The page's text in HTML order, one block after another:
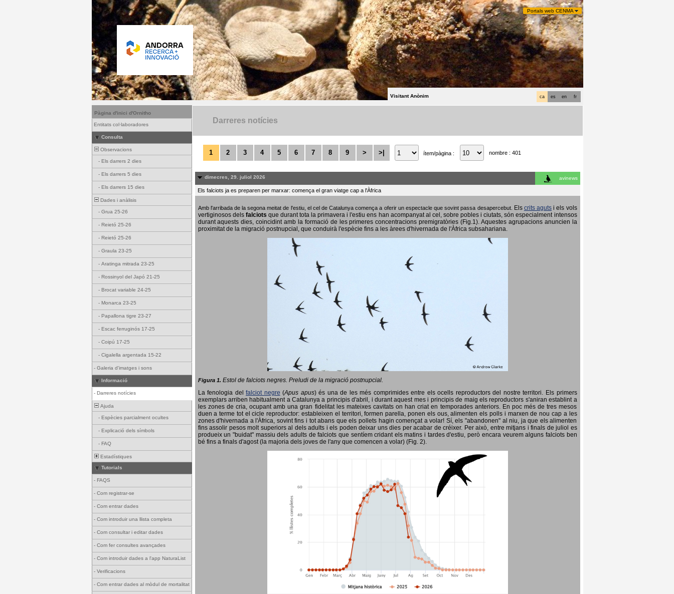
Portals web CENMA
fr
en
es
ca
Visitant Anònim
Pàgina d'inici d'Ornitho
Entitats col·laboradores
Consulta
Observacions
- Els darrers 2 dies
- Els darrers 5 dies
- Els darrers 15 dies
Dades i anàlisis
- Grua 25-26
- Reietó 25-26
- Reietó 25-26
- Graula 23-25
- Aratinga mitrada 23-25
- Rossinyol del Japó 21-25
- Brocat variable 24-25
- Monarca 23-25
- Papallona tigre 23-27
- Escac ferruginós 17-25
- Coipú 17-25
- Cigalella argentada 15-22
- Galeria d'imatges i sons
Informació
- Darreres notícies
Ajuda
- Espècies parcialment ocultes
- Explicació dels símbols
- FAQ
Estadístiques
Tutorials
- FAQS
- Com registrar-se
- Com entrar dades
- Com introduir una llista completa
- Com consultar i editar dades
- Com fer consultes avançades
- Com introduir dades a l'app NaturaList
- Verificacions
- Com entrar dades al mòdul de mortalitat
Darreres notícies
1 2 3 4 5 6 7 8 9 > >| ítem/pàgina : nombre : 401
dimecres, 29. juliol 2026 avinews
Els falciots ja es preparen per marxar: comença el gran viatge cap a l'Àfrica
Amb l'arribada de la segona meitat de l'estiu, el cel de Catalunya comença a oferir un espectacle que sovint passa desapercebut. Els crits aguts i els vols
vertiginosos dels falciots que durant tota la primavera i l'estiu ens han acompanyat al cel, sobre pobles i ciutats, són especialment intensos
durant aquests dies, coincidint amb la formació de les primeres concentracions premigratòries (Fig.1). Aquestes agrupacions anuncien la
proximitat de la migració postnupcial, que conduirà l'espècie fins a les àrees d'hivernada de l'Àfrica subsahariana.
Figura 1. Estol de falciots negres. Preludi de la migració postnupcial.
La fenologia delfalciot negre (Apus apus) és una de les més comprimides entre els ocells reproductors del nostre territori. Els primers
exemplars arriben habitualment a Catalunya a principis d'abril, i durant aquest mes i principis de maig els reproductors s'aniran establint a
les zones de cria, ocupant amb una gran fidelitat les mateixes cavitats on han criat en temporades anteriors. En poc més de tres mesos
duen a terme tot el cicle reproductor: estableixen el territori, formen parella, ponen els ous, alimenten els polls i marxen de nou cap a les
zones d'hivernada a l'Àfrica, sovint fins i tot abans que els pollets hagin començat a volar! Sí, els "abandonen" al niu, ja que els alimenten
fins assolir pesos molt superiors al dels adults i els poden deixar uns dies per acabar de créixer. Per això, entre mitjans i finals de juliol es
produeix un "buidat" massiu dels adults de falciots que sentíem cridant els matins i tardes d'estiu, però encara veurem alguns falciots ben
bé fins a finals d'agost (la majoria dels joves de l'any que comencen a volar) (Fig. 2).